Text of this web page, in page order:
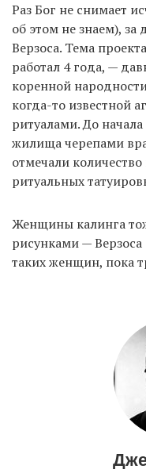
EN
UA
Раз Бог не снимает
об этом не знаем),
Верзоса. Тема
работал 4 года, —
коренной
когда-то известной
ритуалами. До
жилища черепами
отмечали
ритуальных
Женщины калинга
рисунками —
таких женщин, пока